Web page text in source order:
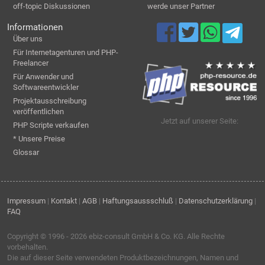
off-topic Diskussionen werde unser Partner
Informationen
Über uns
Für Internetagenturen und PHP-
Freelancer
Für Anwender und
Softwareentwickler
Projektausschreibung
veröffentlichen
PHP Scripte verkaufen
* Unsere Preise
Glossar
Jetzt auf unserer Seite:
Impressum | Kontakt | AGB | Haftungsaussschluß | Datenschutzerklärung |
FAQ
Copyright © 1996 - 2026 ebiz-consult GmbH & Co. KG. Alle Rechte
vorbehalten.
Die auf dieser Seite verwendeten Produktbezeichnungen, Namen und